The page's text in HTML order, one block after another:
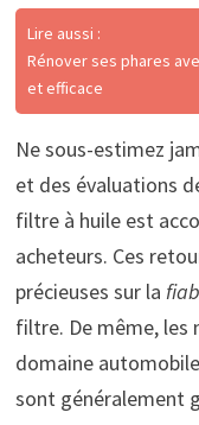
Lire aussi :
Rénover ses phares
et efficace
Ne sous-estimez
et des évaluations
filtre à huile est
acheteurs. Ces
précieuses sur la
filtre. De même, les
domaine
sont généralement